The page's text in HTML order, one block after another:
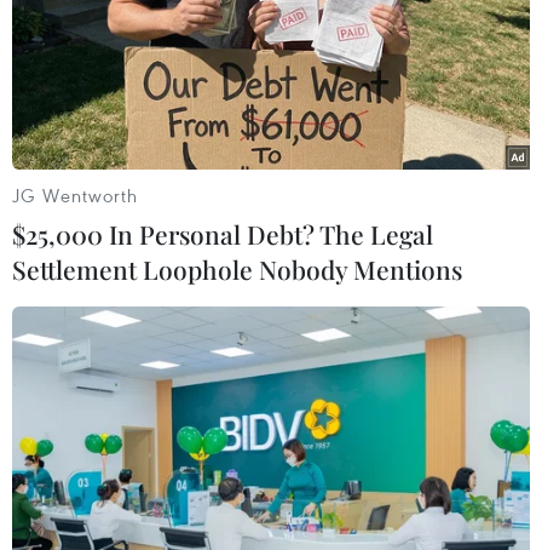
Thay vì đón Tết cổ truyền Chôl Chnăm Thmây ở chùa
như thông lệ hằng năm, bà con Khmer tại 9 tỉnh đã đón
Tết tại nhà nhằm đảm bảo an toàn sức khỏe trong mùa
dịch COVID-19.
JG Wentworth
$25,000 In Personal Debt? The Legal
Settlement Loophole Nobody Mentions